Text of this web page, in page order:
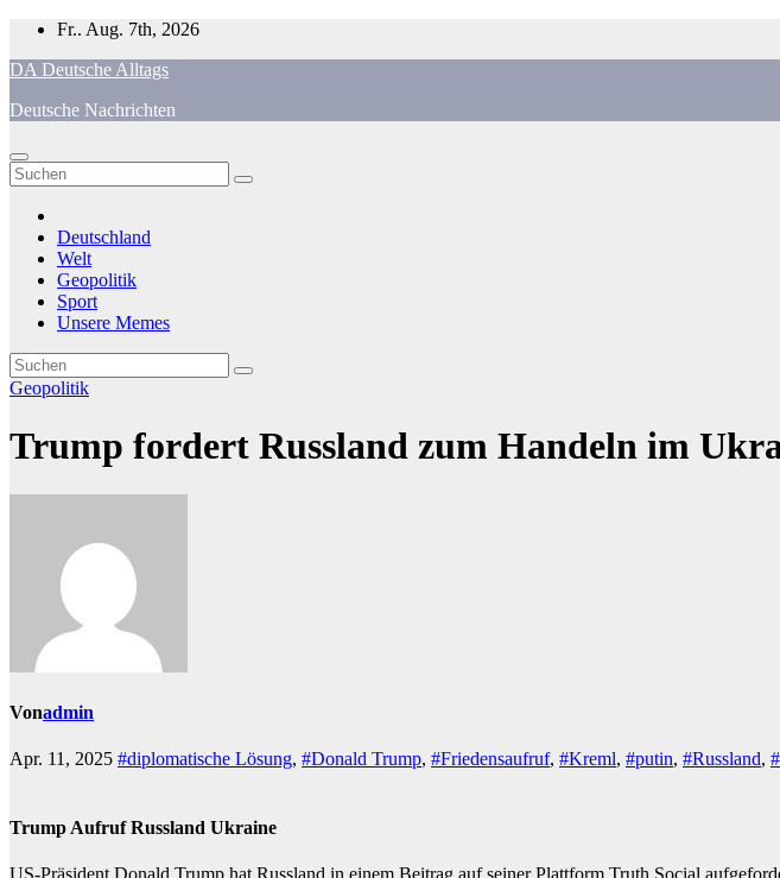
Zum
springen
Fr.. Aug. 7th, 2026
DA Deutsche Alltags
Deutsche Nachrichten
Deutschland
Welt
Geopolitik
Sport
Unsere Memes
Geopolitik
Trump fordert Russland zum Handeln im
Vonadmin
Apr. 11, 2025 #diplomatische Lösung, #Donald Trump, #Friedensaufruf, #Kreml, #putin, #Russland,
Trump Aufruf Russland Ukraine
US-Präsident Donald Trump hat Russland in einem Beitrag auf seiner Plattform Truth Social